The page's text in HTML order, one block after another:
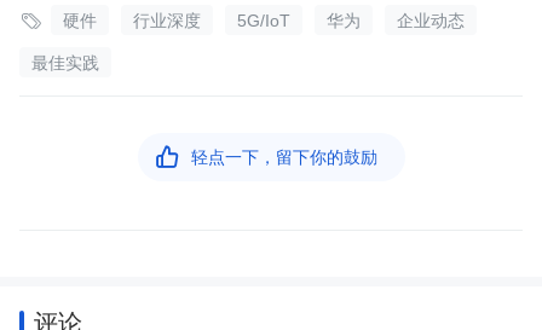
 硬件 行业深度 5G/IoT 华为 企业动态
最佳实践
 轻点一下，留下你的鼓励
评论